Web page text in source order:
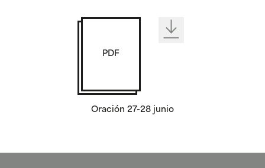
PDF
Oración 27-28 junio